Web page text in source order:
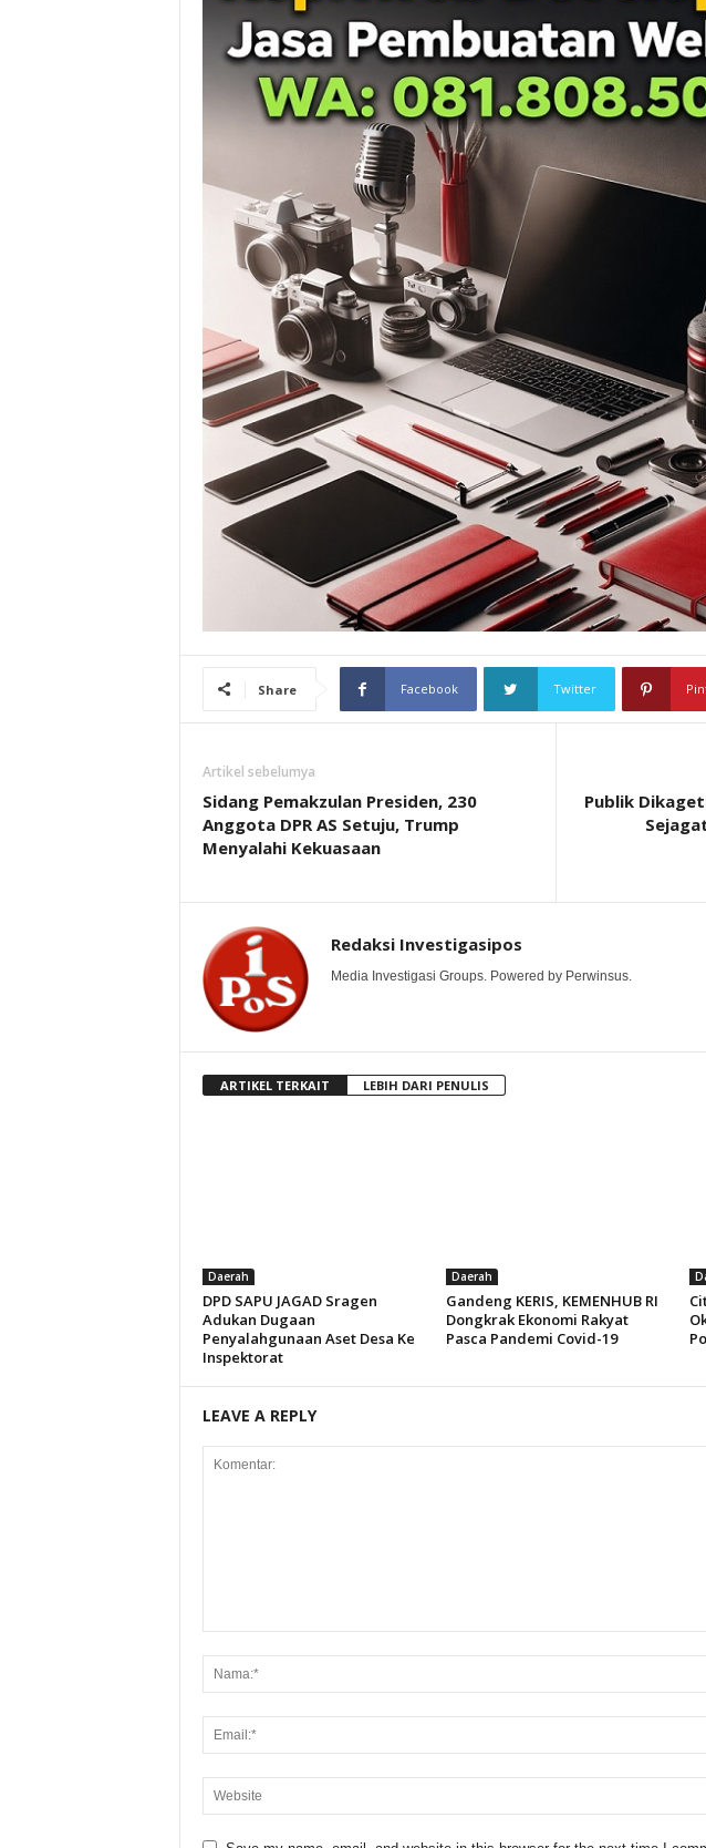
Share Facebook Twitter
Artikel sebelumya
Sidang Pemakzulan Presiden, 230
Anggota DPR AS Setuju, Trump
Menyalahi Kekuasaan
Publik
Redaksi Investigasipos
Media Investigasi Groups. Powered by Perwinsus.
ARTIKEL TERKAIT LEBIH DARI PENULIS
Daerah
DPD SAPU JAGAD Sragen
Adukan Dugaan
Penyalahgunaan Aset Desa Ke
Inspektorat
Daerah
Gandeng KERIS, KEMENHUB RI
Dongkrak Ekonomi Rakyat
Pasca Pandemi Covid-19
LEAVE A REPLY